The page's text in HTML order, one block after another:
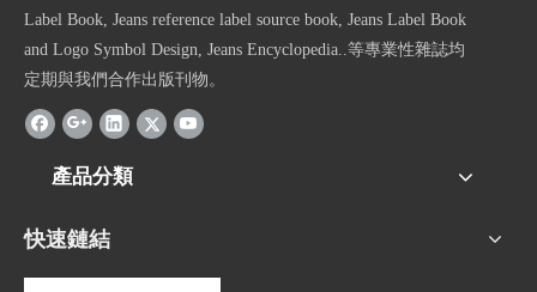
Label Book, Jeans reference label source book, Jeans Label Book
and Logo Symbol Design, Jeans Encyclopedia..等專業性雜誌均
定期與我們合作出版刊物。
產品分類
快速鏈結